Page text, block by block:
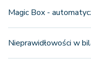
Magic Box -
Nieprawidłowości w